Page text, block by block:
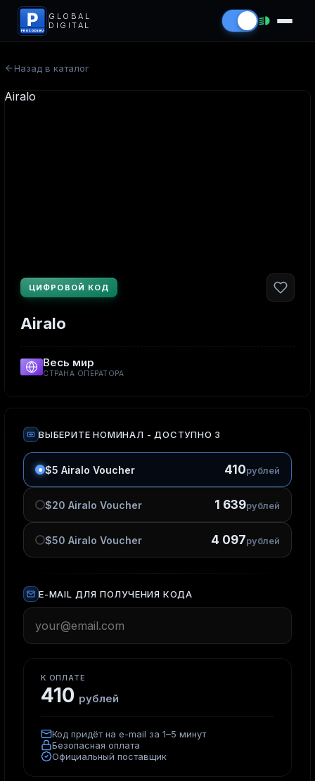
P
PROCODS.RU
GLOBAL
DIGITAL
Назад в каталог
ЦИФРОВОЙ КОД
Airalo
Весь мир
СТРАНА ОПЕРАТОРА
ВЫБЕРИТЕ НОМИНАЛ - ДОСТУПНО 3
$5 Airalo Voucher 410рублей
$20 Airalo Voucher 1 639рублей
$50 Airalo Voucher 4 097рублей
E-MAIL ДЛЯ ПОЛУЧЕНИЯ КОДА
К ОПЛАТЕ
410 рублей
Код придёт на e-mail за 1–5 минут
Безопасная оплата
Официальный поставщик